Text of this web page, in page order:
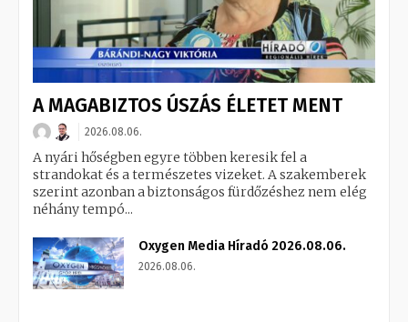
A MAGABIZTOS ÚSZÁS ÉLETET MENT
2026.08.06.
A nyári hőségben egyre többen keresik fel a
strandokat és a természetes vizeket. A szakemberek
szerint azonban a biztonságos fürdőzéshez nem elég
néhány tempó...
Oxygen Media Híradó 2026.08.06.
2026.08.06.